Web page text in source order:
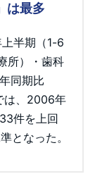
は最多
半期（1-6
所）・歯科
同期比
は、2006年
件を上回
となった。